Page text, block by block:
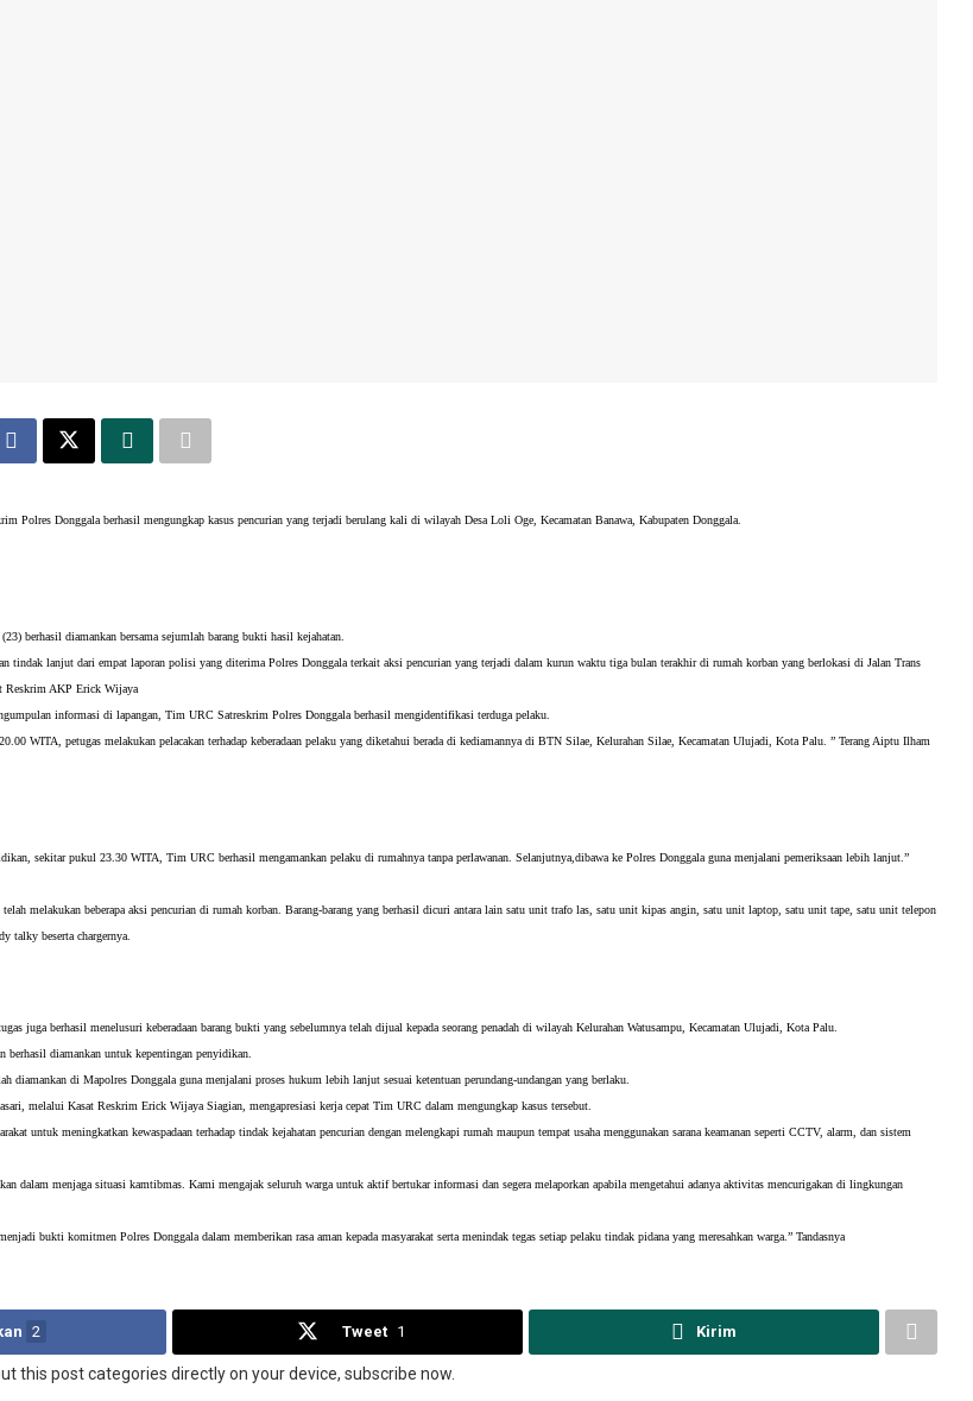
Polres Donggala berhasil mengungkap kasus pencurian yang terjadi berulang kali di wilayah Desa Loli Oge, Kecamatan Banawa, Kabupaten Donggala.
berhasil diamankan bersama sejumlah barang bukti hasil kejahatan.
tindak lanjut dari empat laporan polisi yang diterima Polres Donggala terkait aksi pencurian yang terjadi dalam kurun waktu tiga bulan terakhir di rumah korban yang berlokasi di Jalan Trans
Reskrim AKP Erick Wijaya
informasi di lapangan, Tim URC Satreskrim Polres Donggala berhasil mengidentifikasi terduga pelaku.
WITA, petugas melakukan pelacakan terhadap keberadaan pelaku yang diketahui berada di kediamannya di BTN Silae, Kelurahan Silae, Kecamatan Ulujadi, Kota Palu. ” Terang Aiptu Ilham
sekitar pukul 23.30 WITA, Tim URC berhasil mengamankan pelaku di rumahnya tanpa perlawanan. Selanjutnya,dibawa ke Polres Donggala guna menjalani pemeriksaan lebih lanjut.”
melakukan beberapa aksi pencurian di rumah korban. Barang-barang yang berhasil dicuri antara lain satu unit trafo las, satu unit kipas angin, satu unit laptop, satu unit tape, satu unit telepon
talky beserta chargernya.
juga berhasil menelusuri keberadaan barang bukti yang sebelumnya telah dijual kepada seorang penadah di wilayah Kelurahan Watusampu, Kecamatan Ulujadi, Kota Palu.
berhasil diamankan untuk kepentingan penyidikan.
diamankan di Mapolres Donggala guna menjalani proses hukum lebih lanjut sesuai ketentuan perundang-undangan yang berlaku.
melalui Kasat Reskrim Erick Wijaya Siagian, mengapresiasi kerja cepat Tim URC dalam mengungkap kasus tersebut.
untuk meningkatkan kewaspadaan terhadap tindak kejahatan pencurian dengan melengkapi rumah maupun tempat usaha menggunakan sarana keamanan seperti CCTV, alarm, dan sistem
dalam menjaga situasi kamtibmas. Kami mengajak seluruh warga untuk aktif bertukar informasi dan segera melaporkan apabila mengetahui adanya aktivitas mencurigakan di lingkungan
bukti komitmen Polres Donggala dalam memberikan rasa aman kepada masyarakat serta menindak tegas setiap pelaku tindak pidana yang meresahkan warga.” Tandasnya
2 Tweet 1 Kirim
this post categories directly on your device, subscribe now.